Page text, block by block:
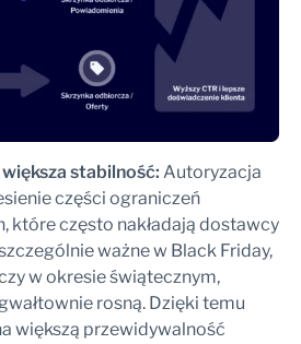
stabilność: Autoryzacja
części ograniczeń
które często nakładają dostawcy
ważne w Black Friday,
w okresie świątecznym,
rosną. Dzięki temu
większą przewidywalność